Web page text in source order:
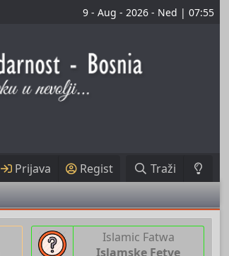
9 - Aug - 2026 - Ned | 07:55
Prijava Regist Traži
Islamic Fatwa
Islamske Fetve